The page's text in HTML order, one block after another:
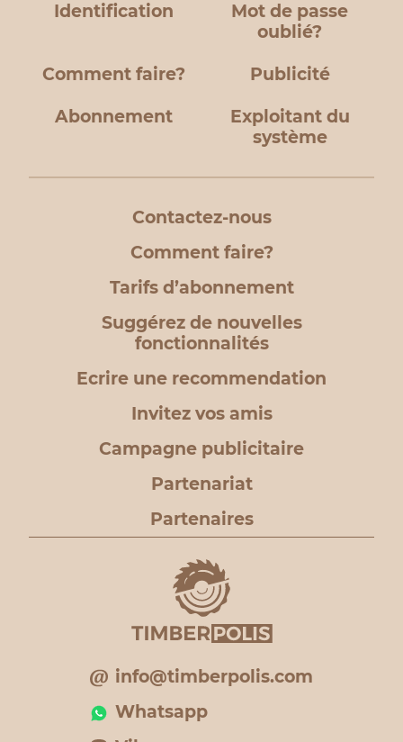
Identification
Mot de passe
oublié?
Comment faire? Publicité
Abonnement
Exploitant du
système
Contactez-nous
Comment faire?
Tarifs d’abonnement
Suggérez de nouvelles
fonctionnalités
Ecrire une recommendation
Invitez vos amis
Campagne publicitaire
Partenariat
Partenaires
info@timberpolis.com
Whatsapp